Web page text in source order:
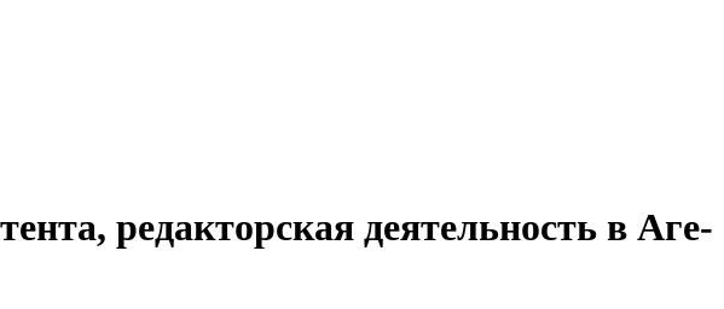
редакторская деятельность в Аге-